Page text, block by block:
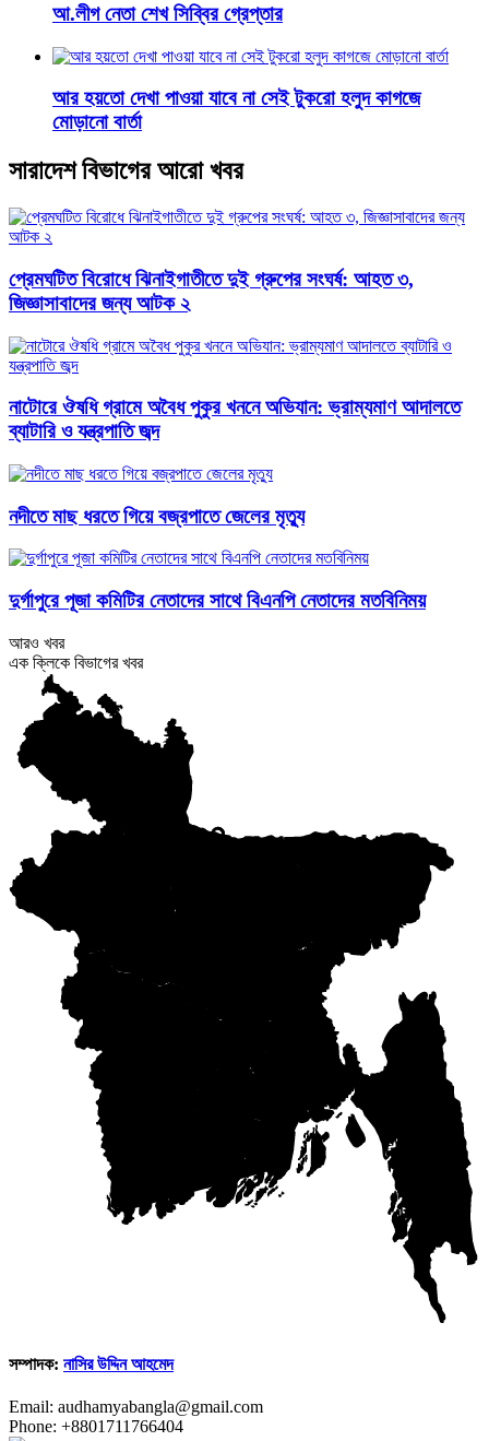
আ.লীগ নেতা শেখ সিব্বির গ্রেপ্তার
আর হয়তো দেখা পাওয়া যাবে না সেই টুকরো হলুদ কাগজে
মোড়ানো বার্তা
সারাদেশ বিভাগের আরো খবর
প্রেমঘটিত বিরোধে ঝিনাইগাতীতে দুই গ্রুপের সংঘর্ষ: আহত ৩,
জিজ্ঞাসাবাদের জন্য আটক ২
নাটোরে ঔষধি গ্রামে অবৈধ পুকুর খননে অভিযান: ভ্রাম্যমাণ আদালতে
ব্যাটারি ও যন্ত্রপাতি জব্দ
নদীতে মাছ ধরতে গিয়ে বজ্রপাতে জেলের মৃত্যু
দুর্গাপুরে পূজা কমিটির নেতাদের সাথে বিএনপি নেতাদের মতবিনিময়
আরও খবর
এক ক্লিকে বিভাগের খবর
সম্পাদক: নাসির উদ্দিন আহমেদ
Email: audhamyabangla@gmail.com
Phone: +8801711766404